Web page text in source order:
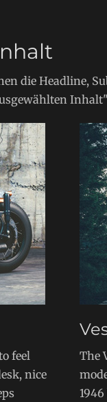
die Headline,
feel
nice
The